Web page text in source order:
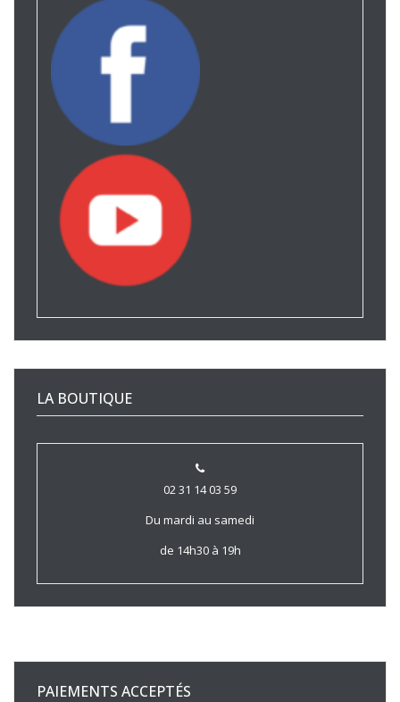
LA BOUTIQUE
02 31 14 03 59
Du mardi au samedi
de 14h30 à 19h
PAIEMENTS ACCEPTÉS